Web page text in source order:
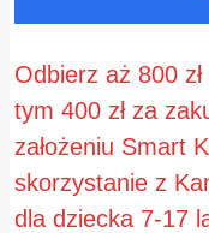
Odbierz aż 800
tym 400 zł za
założeniu Smart
skorzystanie z
dla dziecka 7-17